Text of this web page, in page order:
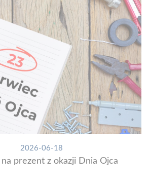
2026-06-18
na prezent z okazji Dnia Ojca